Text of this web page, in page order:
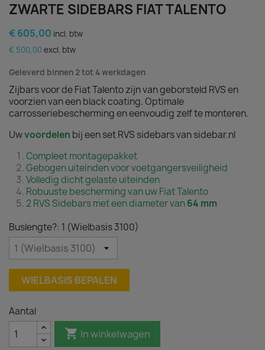
ZWARTE SIDEBARS FIAT TALENTO
€ 605,00 incl. btw
€ 500,00 excl. btw
Geleverd binnen 2 tot 4 werkdagen
Zijbars voor de Fiat Talento zijn van geborsteld RVS en
voorzien van een black coating. Optimale
carrosseriebescherming en eenvoudig zelf te monteren.
Uwvoordelen bij een set RVS sidebars van sidebar.nl
Compleet montagepakket
Gebogen uiteinden voor voetgangersveiligheid
Volledig dicht gelaste uiteinden
Robuuste bescherming van uw Fiat Talento
2 RVS Sidebars met een diameter van64 mm
Buslengte?: 1 (Wielbasis 3100)
WIELBASIS BEPALEN
Aantal
 In winkelwagen